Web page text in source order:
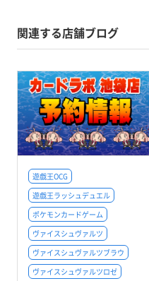
関連する店舗ブログ
遊戯王OCG
遊戯王ラッシュデュエル
ポケモンカードゲーム
ヴァイスシュヴァルツ
ヴァイスシュヴァルツブラウ
ヴァイスシュヴァルツロゼ